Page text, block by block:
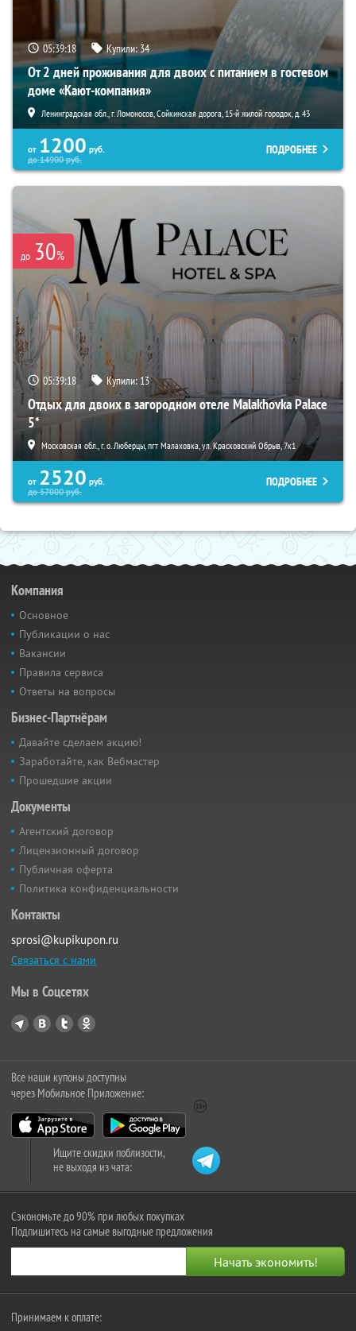
05:39:17 Купили:34
От 2 дней проживания для двоих с питанием в гостевом
доме «Кают-компания»
Ленинградская обл., г. Ломоносов, Сойкинская дорога, 15-й жилой городок, д. 43
от 1200 руб.
до14900руб.
ПОДРОБНЕЕ
до 30%
05:39:17 Купили:13
Отдых для двоих в загородном отеле Malakhovka Palace
5*
Московская обл., г. о. Люберцы, пгт Малаховка, ул. Красковский Обрыв, 7к1
от 2520 руб.
до57000руб.
ПОДРОБНЕЕ
Компания
Основное
Публикации о нас
Вакансии
Правила сервиса
Ответы на вопросы
Бизнес-Партнёрам
Давайте сделаем акцию!
Заработайте, как Вебмастер
Прошедшие акции
Документы
Агентский договор
Лицензионный договор
Публичная оферта
Политика конфиденциальности
Контакты
sprosi@kupikupon.ru
Связаться с нами
Мы в Соцсетях
Все наши купоны доступны
через Мобильное Приложение:
Ищите скидки поблизости,
не выходя из чата:
Сэкономьте до 90% при любых покупках
Подпишитесь на самые выгодные предложения
Принимаем к оплате: